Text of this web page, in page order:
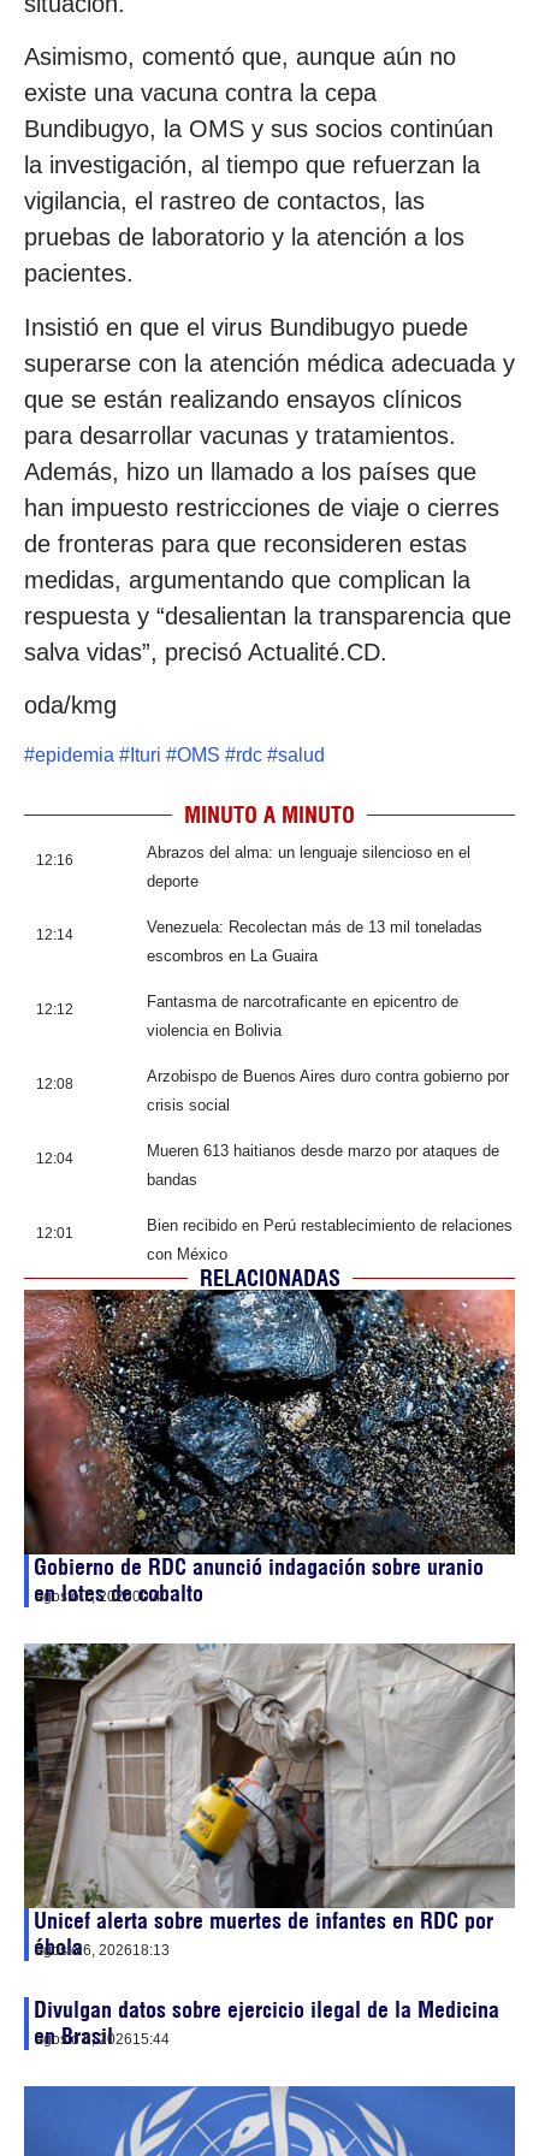
Asimismo, comentó que, aunque aún no
existe una vacuna contra la cepa
Bundibugyo, la OMS y sus socios continúan
la investigación, al tiempo que refuerzan la
vigilancia, el rastreo de contactos, las
pruebas de laboratorio y la atención a los
pacientes.
Insistió en que el virus Bundibugyo puede
superarse con la atención médica adecuada y
que se están realizando ensayos clínicos
para desarrollar vacunas y tratamientos.
Además, hizo un llamado a los países que
han impuesto restricciones de viaje o cierres
de fronteras para que reconsideren estas
medidas, argumentando que complican la
respuesta y “desalientan la transparencia que
salva vidas”, precisó Actualité.CD.
oda/kmg
#epidemia # Ituri #OMS #rdc #salud
MINUTO A MINUTO
12:16
Abrazos del alma: un lenguaje silencioso en el
deporte
12:14
Venezuela: Recolectan más de 13 mil toneladas
escombros en La Guaira
12:12
Fantasma de narcotraficante en epicentro de
violencia en Bolivia
12:08
Arzobispo de Buenos Aires duro contra gobierno por
crisis social
12:04
Mueren 613 haitianos desde marzo por ataques de
bandas
12:01
Bien recibido en Perú restablecimiento de relaciones
con México
RELACIONADAS
Gobierno de RDC anunció indagación sobre uranio
en lotes de cobalto
agosto 7, 202600:40
Unicef alerta sobre muertes de infantes en RDC por
ébola
agosto 6, 202618:13
Divulgan datos sobre ejercicio ilegal de la Medicina
en Brasil
agosto 6, 202615:44